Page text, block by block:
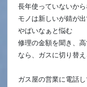
長年使っていないか
モノは新しいが錆が
やばいなぁと悩む
修理の金額を聞き、
なら、ガスに切り替
ガス屋の営業に電話